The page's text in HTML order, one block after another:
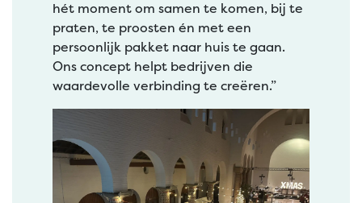
hét moment om samen te komen, bij te
praten, te proosten én met een
persoonlijk pakket naar huis te gaan.
Ons concept helpt bedrijven die
waardevolle verbinding te creëren.”